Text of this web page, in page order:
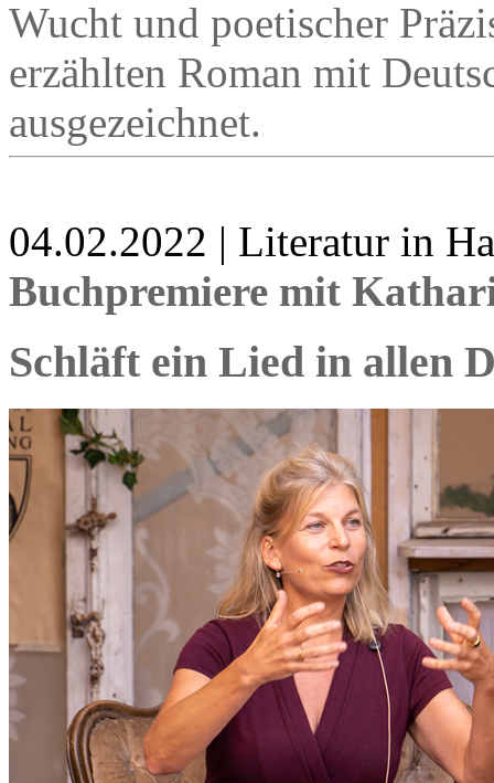
Wucht und poetischer
erzählten Roman mit
ausgezeichnet.
04.02.2022 | Literatur in
Buchpremiere mit
Schläft ein Lied in allen